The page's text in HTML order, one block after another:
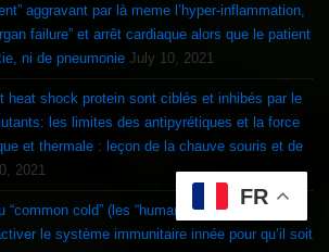
aggravant par là meme l’hyper-inflammation,
failure” et arrêt cardiaque alors que le patient
ni de pneumonie July 10, 2021
heat shock protein sont ciblés et inhibés par le
les limites des antipyrétiques et la force
et thermale : leçon de la chauve souris et de
2021
cold” (les “human rhinoviruses
le système immunitaire innée pour qu’il soit
FR